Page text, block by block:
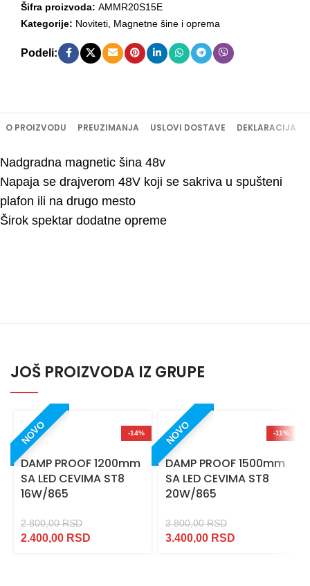
Šifra proizvoda: AMMR20S15E
Kategorije: Noviteti Magnetne šine i oprema
Podeli:
O PROIZVODU PREUZIMANJA USLOVI DOSTAVE DEKLARACIJA
Nadgradna magnetic šina 48v
Napaja se drajverom 48V koji se sakriva u spušteni
plafon ili na drugo mesto
Širok spektar dodatne opreme
JOŠ PROIZVODA IZ GRUPE
-14%
DAMP PROOF 1200mm
SA LED CEVIMA ST8
16W/865
NOVO
2.800,00RSD
2.400,00 RSD
-11%
DAMP PROOF 1500mm
SA LED CEVIMA ST8
20W/865
NOVO
3.800,00RSD
3.400,00 RSD